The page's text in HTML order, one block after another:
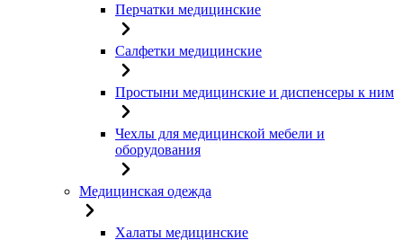
Перчатки медицинские
Салфетки медицинские
Простыни медицинские и диспенсеры к ним
Чехлы для медицинской мебели и
оборудования
Медицинская одежда
Халаты медицинские